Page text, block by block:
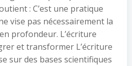
: C’est une pratique
vise pas nécessairement la
profondeur. L’écriture
et transformer L’écriture
sur des bases scientifiques